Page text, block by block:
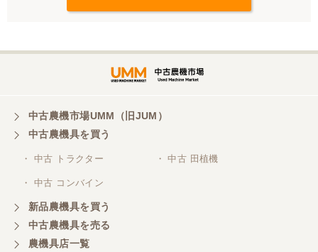
中古農機市場UMM（旧JUM）
中古農機具を買う
・ 中古 トラクター ・ 中古 田植機
・ 中古 コンバイン
新品農機具を買う
中古農機具を売る
農機具店一覧